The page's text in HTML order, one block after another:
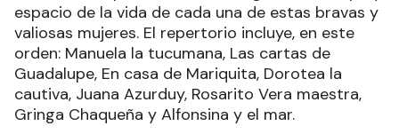
espacio de la vida de cada una de estas bravas y
valiosas mujeres. El repertorio incluye, en este
orden: Manuela la tucumana, Las cartas de
Guadalupe, En casa de Mariquita, Dorotea la
cautiva, Juana Azurduy, Rosarito Vera maestra,
Gringa Chaqueña y Alfonsina y el mar.